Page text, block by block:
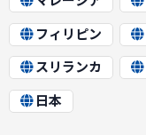
フィリピン
スリランカ
日本